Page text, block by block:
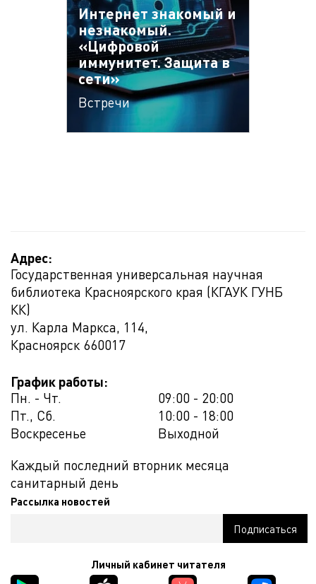
Интернет знакомый и
незнакомый.
«Цифровой
иммунитет. Защита в
сети»
Встречи
Адрес:
Государственная универсальная научная
библиотека Красноярского края (КГАУК ГУНБ
КК)
ул. Карла Маркса, 114,
Красноярск 660017
График работы:
Пн. - Чт.
09:00 - 20:00
Пт., Сб.
10:00 - 18:00
Воскресенье
Выходной
Каждый последний вторник месяца
санитарный день
Рассылка новостей
Личный кабинет читателя